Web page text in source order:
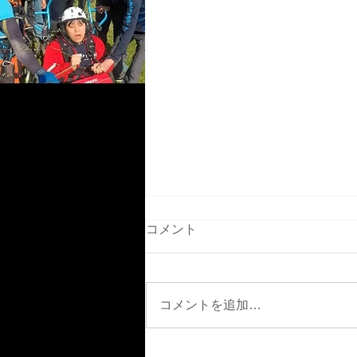
5月2日GW中盤
コメント
コメントを追加…